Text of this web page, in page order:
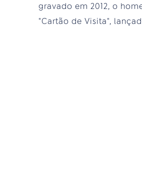
gravado em 2012, o
"Cartão de Visita",